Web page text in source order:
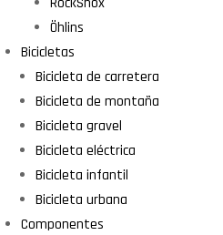
Öhlins
Bicicletas
Bicicleta de carretera
Bicicleta de montaña
Bicicleta gravel
Bicicleta eléctrica
Bicicleta infantil
Bicicleta urbana
Componentes